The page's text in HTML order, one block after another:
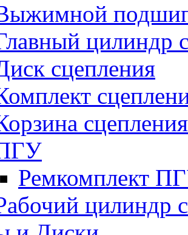
цилиндр
сцепления
сцепления
Ремкомплект
цилиндр